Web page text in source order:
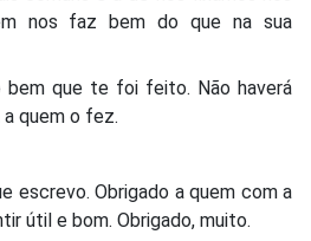
nos faz bem do que na sua
bem que te foi feito. Não haverá
a quem o fez.
escrevo. Obrigado a quem com a
útil e bom. Obrigado, muito.